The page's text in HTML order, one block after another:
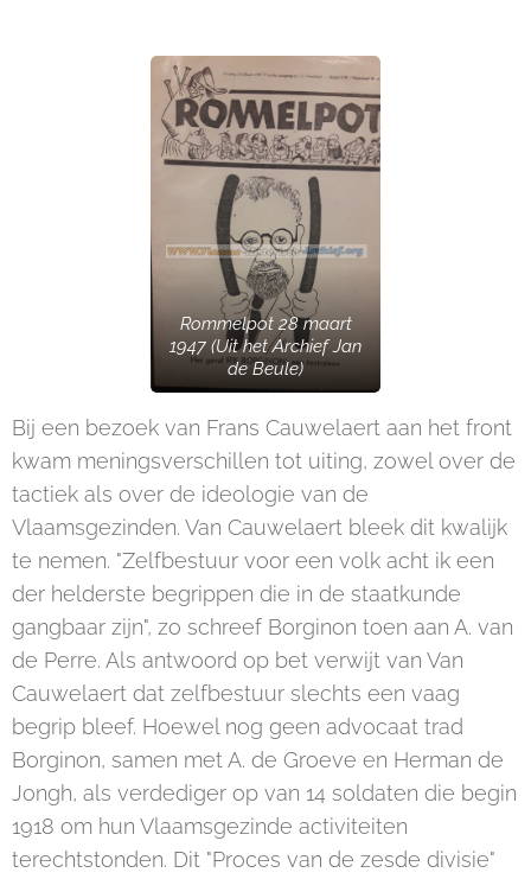
Rommelpot 28 maart
1947 (Uit het Archief Jan
de Beule)
Bij een bezoek van Frans Cauwelaert aan het front
kwam meningsverschillen tot uiting, zowel over de
tactiek als over de ideologie van de
Vlaamsgezinden. Van Cauwelaert bleek dit kwalijk
te nemen. "Zelfbestuur voor een volk acht ik een
der helderste begrippen die in de staatkunde
gangbaar zijn", zo schreef Borginon toen aan A. van
de Perre. Als antwoord op bet verwijt van Van
Cauwelaert dat zelfbestuur slechts een vaag
begrip bleef. Hoewel nog geen advocaat trad
Borginon, samen met A. de Groeve en Herman de
Jongh, als verdediger op van 14 soldaten die begin
1918 om hun Vlaamsgezinde activiteiten
terechtstonden. Dit "Proces van de zesde divisie"